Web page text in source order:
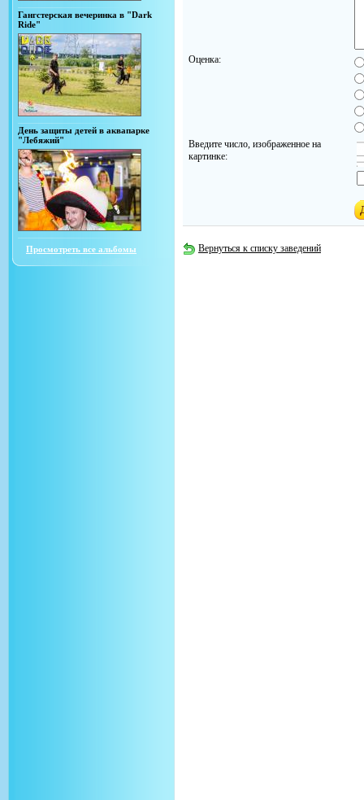
Гангстерская вечеринка в "Dark
Ride"
День защиты детей в аквапарке
"Лебяжий"
Просмотреть все альбомы
Оценка:
Введите число, изображенное на
картинке:
Вернуться к списку заведений